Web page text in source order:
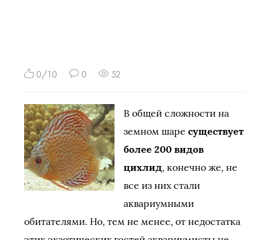
0/10 0 52
В общей сложности на
земном шаре существует
более 200 видов
цихлид, конечно же, не
все из них стали
аквариумными
обитателями. Но, тем не менее, от недостатка